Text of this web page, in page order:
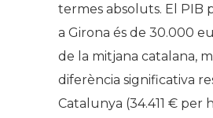
termes absoluts. El PIB
a Girona és de 30.000
de la mitjana catalana,
diferència significativa
Catalunya (34.411 € per